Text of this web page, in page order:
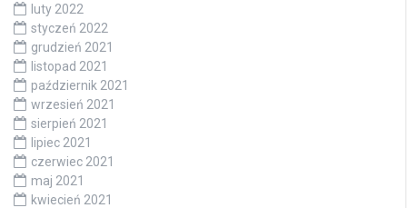
luty 2022
styczeń 2022
grudzień 2021
listopad 2021
październik 2021
wrzesień 2021
sierpień 2021
lipiec 2021
czerwiec 2021
maj 2021
kwiecień 2021